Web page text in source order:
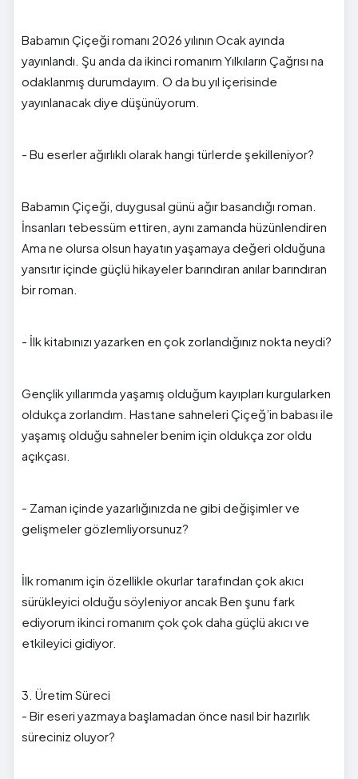
Babamın Çiçeği romanı 2026 yılının Ocak ayında
yayınlandı. Şu anda da ikinci romanım Yılkıların Çağrısı na
odaklanmış durumdayım. O da bu yıl içerisinde
yayınlanacak diye düşünüyorum.
- Bu eserler ağırlıklı olarak hangi türlerde şekilleniyor?
Babamın Çiçeği, duygusal günü ağır basandığı roman.
İnsanları tebessüm ettiren, aynı zamanda hüzünlendiren
Ama ne olursa olsun hayatın yaşamaya değeri olduğuna
yansıtır içinde güçlü hikayeler barındıran anılar barındıran
bir roman.
- İlk kitabınızı yazarken en çok zorlandığınız nokta neydi?
Gençlik yıllarımda yaşamış olduğum kayıpları kurgularken
oldukça zorlandım. Hastane sahneleri Çiçeğ’in babası ile
yaşamış olduğu sahneler benim için oldukça zor oldu
açıkçası.
- Zaman içinde yazarlığınızda ne gibi değişimler ve
gelişmeler gözlemliyorsunuz?
İlk romanım için özellikle okurlar tarafından çok akıcı
sürükleyici olduğu söyleniyor ancak Ben şunu fark
ediyorum ikinci romanım çok çok daha güçlü akıcı ve
etkileyici gidiyor.
3. Üretim Süreci
- Bir eseri yazmaya başlamadan önce nasıl bir hazırlık
süreciniz oluyor?